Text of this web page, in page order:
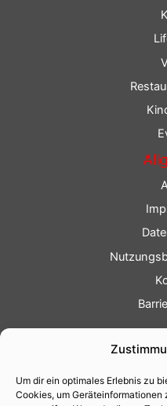
Um dir ein optimales Erlebnis zu
Cookies, um